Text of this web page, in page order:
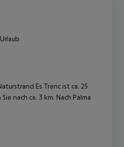
Es Trenc ist ca. 25
nach ca. 3 km. Nach Palma